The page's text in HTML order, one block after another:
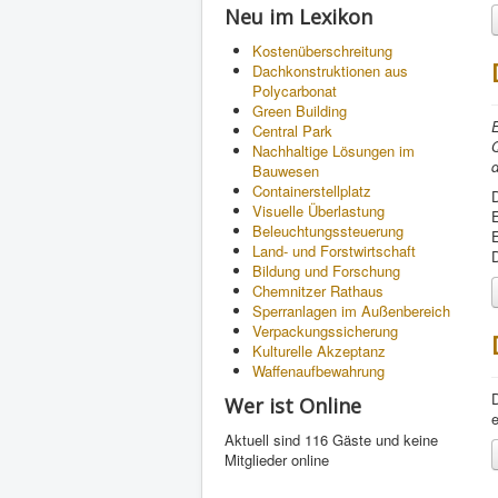
Neu im Lexikon
Kostenüberschreitung
Dachkonstruktionen aus
Polycarbonat
Green Building
Central Park
Nachhaltige Lösungen im
Bauwesen
Containerstellplatz
Visuelle Überlastung
Beleuchtungssteuerung
Land- und Forstwirtschaft
Bildung und Forschung
Chemnitzer Rathaus
Sperranlagen im Außenbereich
Verpackungssicherung
Kulturelle Akzeptanz
Waffenaufbewahrung
Wer ist Online
Aktuell sind 116 Gäste und keine
Mitglieder online